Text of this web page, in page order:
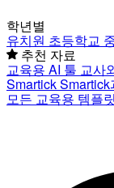
학년별
유치원 초등학교
추천 자료
교육용 AI 툴 교사
Smartick
모든 교육용 템플